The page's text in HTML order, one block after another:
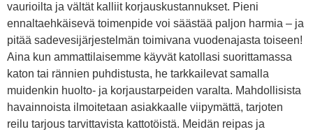
vaurioilta ja vältät kalliit korjauskustannukset. Pieni
ennaltaehkäisevä toimenpide voi säästää paljon harmia – ja
pitää sadevesijärjestelmän toimivana vuodenajasta toiseen!
Aina kun ammattilaisemme käyvät katollasi suorittamassa
katon tai rännien puhdistusta, he tarkkailevat samalla
muidenkin huolto- ja korjaustarpeiden varalta. Mahdollisista
havainnoista ilmoitetaan asiakkaalle viipymättä, tarjoten
reilu tarjous tarvittavista kattotöistä. Meidän reipas ja